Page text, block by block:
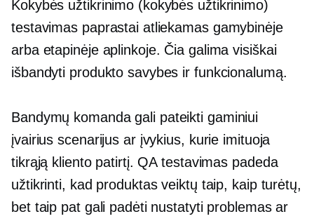
Kokybės užtikrinimo (kokybės užtikrinimo)
testavimas paprastai atliekamas gamybinėje
arba etapinėje aplinkoje. Čia galima visiškai
išbandyti produkto savybes ir funkcionalumą.
Bandymų komanda gali pateikti gaminiui
įvairius scenarijus ar įvykius, kurie imituoja
tikrąją kliento patirtį. QA testavimas padeda
užtikrinti, kad produktas veiktų taip, kaip turėtų,
bet taip pat gali padėti nustatyti problemas ar